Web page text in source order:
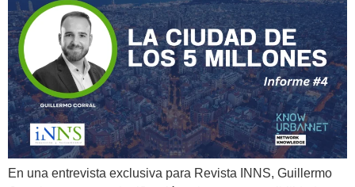
En una entrevista exclusiva para Revista INNS, Guillermo